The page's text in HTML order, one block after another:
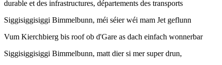
durable et des infrastructures, départements des transports
Siggisiggisiggi Bimmelbunn, méi séier wéi mam Jet geflunn
Vum Kierchbierg bis roof ob d'Gare as dach einfach wonnerbar
Siggisiggisiggi Bimmelbunn, matt dier si mer super drun,